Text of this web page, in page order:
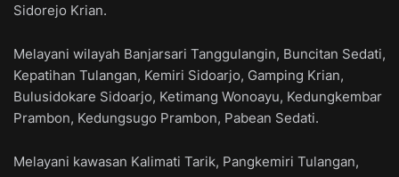
Sidorejo Krian.
Melayani wilayah Banjarsari Tanggulangin, Buncitan Sedati,
Kepatihan Tulangan, Kemiri Sidoarjo, Gamping Krian,
Bulusidokare Sidoarjo, Ketimang Wonoayu, Kedungkembar
Prambon, Kedungsugo Prambon, Pabean Sedati.
Melayani kawasan Kalimati Tarik, Pangkemiri Tulangan,